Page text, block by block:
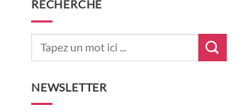
RECHERCHE
NEWSLETTER